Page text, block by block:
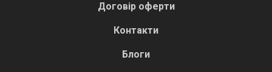
Договір оферти
Контакти
Блоги